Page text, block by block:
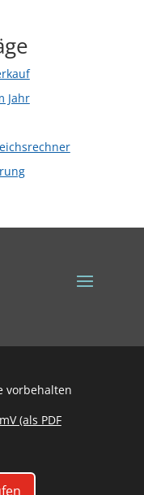
Jahr
vorbehalten
(als PDF